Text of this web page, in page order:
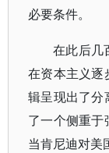
必要条件。
在此后几
在资本主义逐
辑呈现出了分
了一个侧重于
当肯尼迪对美